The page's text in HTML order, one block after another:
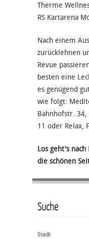
Therme
RS Kartarena
Nach einem
zurücklehnen
Revue
besten eine
es genügend
wie folgt:
Bahnhofstr.
11 oder Relax,
Los geht's
die schönen
Suche
Stadt